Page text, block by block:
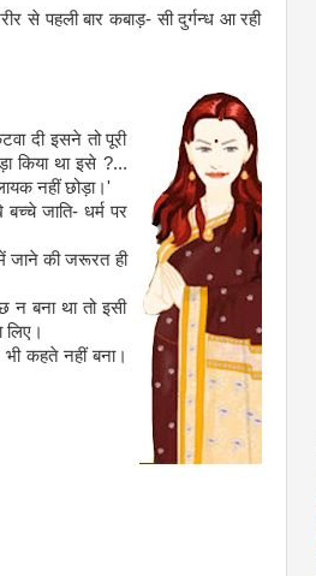
से पहली बार कबाड़- सी दुर्गन्ध आ रही
दी इसने तो पूरी
किया था इसे ?...
नहीं छोड़ा।'
जाति- धर्म पर
जाने की जरूरत ही
बना था तो इसी
कहते नहीं बना।